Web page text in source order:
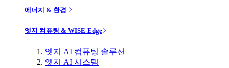
에너지 & 환경
엣지 컴퓨팅 & WISE-Edge
엣지 AI 컴퓨팅 솔루션
엣지 AI 시스템